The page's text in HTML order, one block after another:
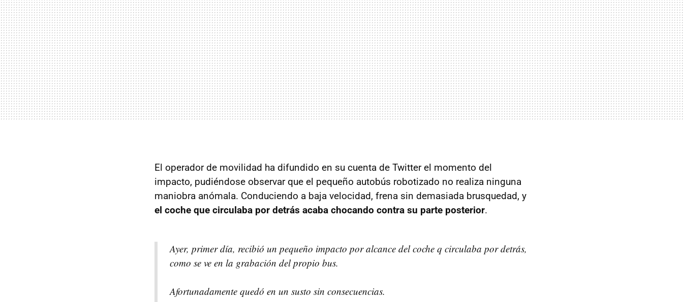
El operador de movilidad ha difundido en su cuenta de Twitter el momento del
impacto, pudiéndose observar que el pequeño autobús robotizado no realiza ninguna
maniobra anómala. Conduciendo a baja velocidad, frena sin demasiada brusquedad, y
el coche que circulaba por detrás acaba chocando contra su parte posterior.
Ayer, primer día, recibió un pequeño impacto por alcance del coche q circulaba por detrás,
como se ve en la grabación del propio bus.
Afortunadamente quedó en un susto sin consecuencias.